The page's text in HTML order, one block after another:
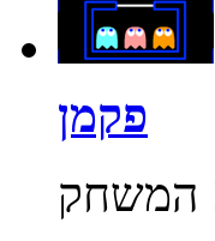
פקמן